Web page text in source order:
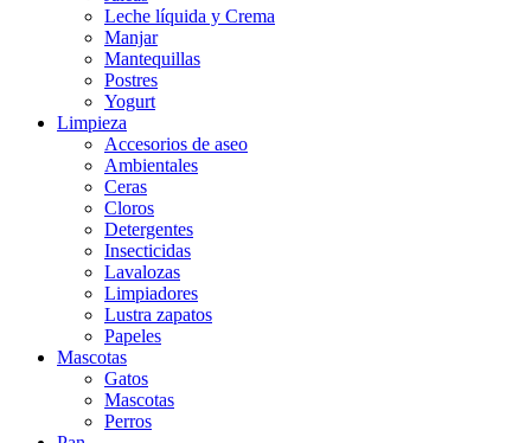
Leche líquida y Crema
Manjar
Mantequillas
Postres
Yogurt
Limpieza
Accesorios de aseo
Ambientales
Ceras
Cloros
Detergentes
Insecticidas
Lavalozas
Limpiadores
Lustra zapatos
Papeles
Mascotas
Gatos
Mascotas
Perros